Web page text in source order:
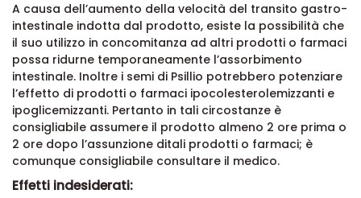
A causa dell’aumento della velocità del transito gastro-
intestinale indotta dal prodotto, esiste la possibilità che
il suo utilizzo in concomitanza ad altri prodotti o farmaci
possa ridurne temporaneamente l’assorbimento
intestinale. Inoltre i semi di Psillio potrebbero potenziare
l’effetto di prodotti o farmaci ipocolesterolemizzanti e
ipoglicemizzanti. Pertanto in tali circostanze è
consigliabile assumere il prodotto almeno 2 ore prima o
2 ore dopo l’assunzione ditali prodotti o farmaci; è
comunque consigliabile consultare il medico.
Effetti indesiderati: